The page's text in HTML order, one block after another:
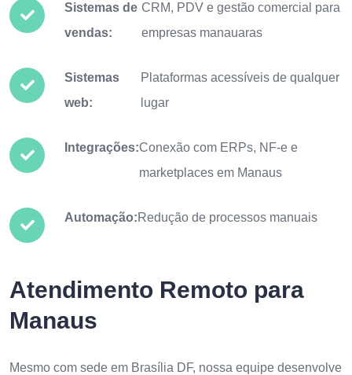
Sistemas de
vendas:
CRM, PDV e gestão comercial para
empresas manauaras
Sistemas
web:
Plataformas acessíveis de qualquer
lugar
Integrações:Conexão com ERPs, NF-e e
marketplaces em Manaus
Automação:Redução de processos manuais
Atendimento Remoto para
Manaus
Mesmo com sede em Brasília DF, nossa equipe desenvolve